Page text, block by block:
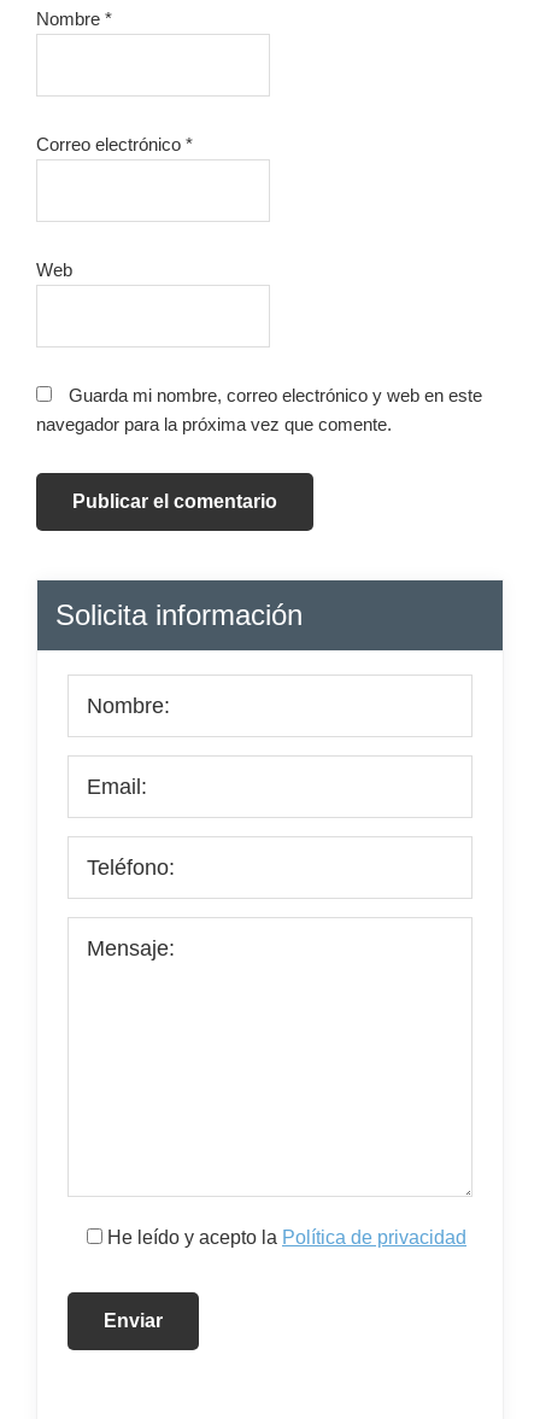
Nombre *
Correo electrónico *
Web
Guarda mi nombre, correo electrónico y web en este
navegador para la próxima vez que comente.
Barra
lateral
principal
Solicita información
He leído y acepto la Política de privacidad